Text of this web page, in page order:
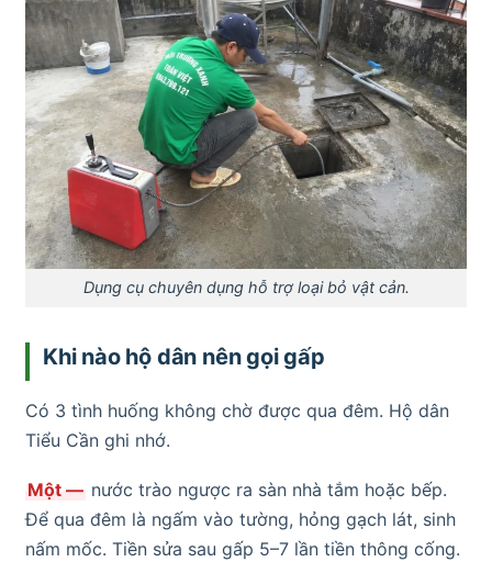
Dụng cụ chuyên dụng hỗ trợ loại bỏ vật cản.
Khi nào hộ dân nên gọi gấp
Có 3 tình huống không chờ được qua đêm. Hộ dân
Tiểu Cần ghi nhớ.
Một — nước trào ngược ra sàn nhà tắm hoặc bếp.
Để qua đêm là ngấm vào tường, hỏng gạch lát, sinh
nấm mốc. Tiền sửa sau gấp 5–7 lần tiền thông cống.